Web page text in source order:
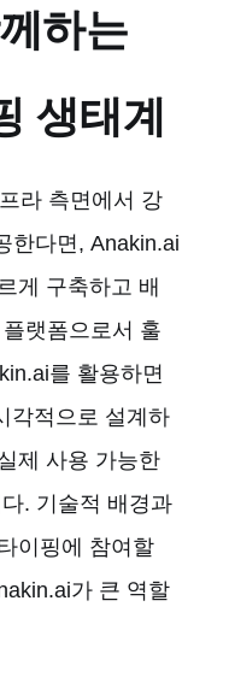
하는
생태계
라 측면에서 강
한다면, Anakin.ai
게 구축하고 배
랫폼으로서 훌
를 활용하면
각적으로 설계하
제 사용 가능한
. 기술적 배경과
이핑에 참여할
가 큰 역할